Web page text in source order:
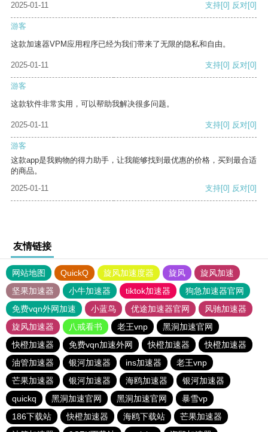
2025-01-11 支持[0] 反对[0]
游客
这款加速器VPM应用程序已经为我们带来了无限的隐私和自由。
2025-01-11 支持[0] 反对[0]
游客
这款软件非常实用，可以帮助我解决很多问题。
2025-01-11 支持[0] 反对[0]
游客
这款app是我购物的得力助手，让我能够找到最优惠的价格，买到最合适
的商品。
2025-01-11
支持[0] 反对[0]
友情链接
网站地图 QuickQ 旋风加速度器 旋风
旋风加速
坚果加速器
小牛加速器 tiktok加速器
狗急加速器官网
免费vqn外网加速
小蓝鸟 优途加速器官网
风驰加速器
旋风加速器
八戒看书 老王vnp
黑洞加速官网
快橙加速器
免费vqn加速外网 快橙加速器
快橙加速器
油管加速器
银河加速器 ins加速器
老王vnp
芒果加速器
银河加速器 海鸥加速器
银河加速器
quickq
黑洞加速官网 黑洞加速官网
暴雪vp
186下载站
快橙加速器 海鸥下载站
芒果加速器